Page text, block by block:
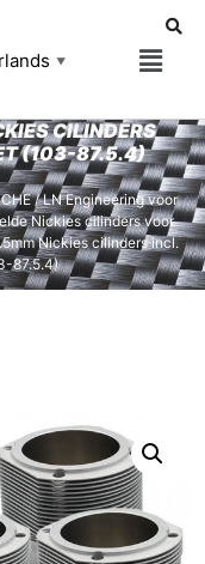
▼
CILINDERS
(103-87.5.4)
/LN Engineering voor
Nickies cilinders voor
Nickies cilinders incl.
87.5.4)